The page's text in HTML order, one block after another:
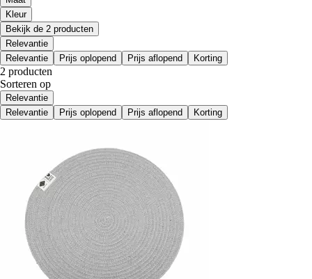
Kleur
Bekijk de 2 producten
Relevantie
Relevantie
Prijs oplopend Prijs aflopend Korting
2 producten
Sorteren op
Relevantie
Relevantie
Prijs oplopend Prijs aflopend Korting